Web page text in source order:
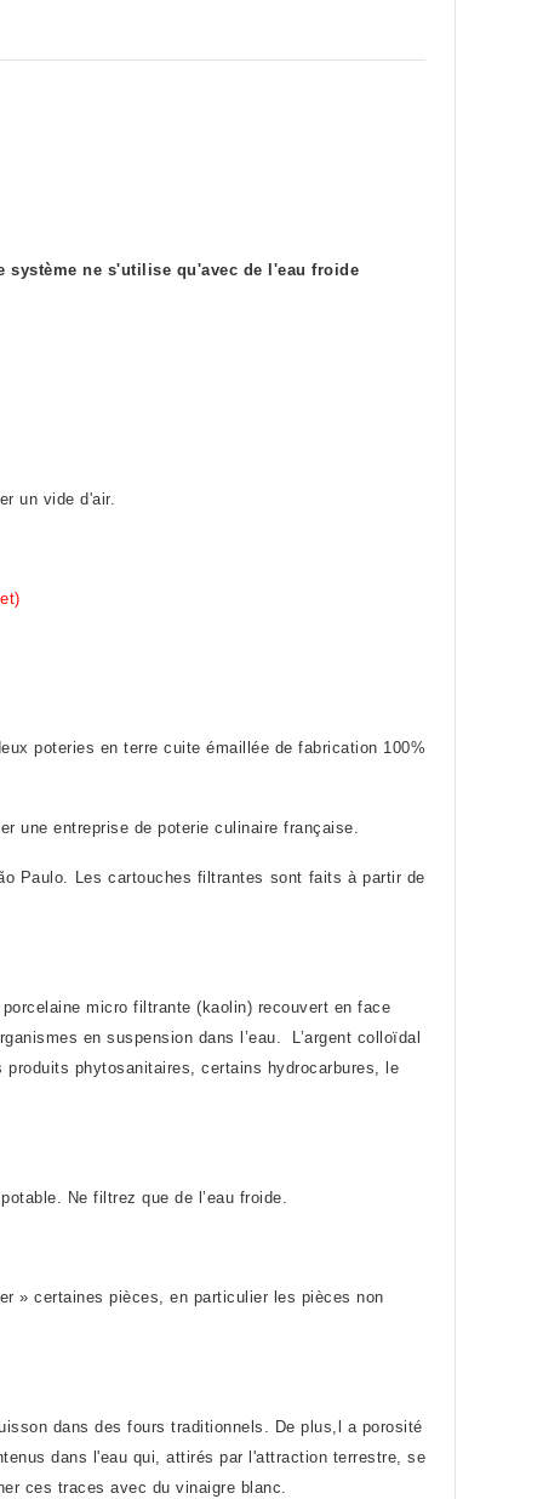
système ne s'utilise qu'avec de l'eau froide
un vide d'air.
poteries en terre cuite émaillée de fabrication 100%
une entreprise de poterie culinaire française.
Paulo. Les cartouches filtrantes sont faits à partir de
micro filtrante (kaolin) recouvert en face
en suspension dans l’eau. L’argent colloïdal
phytosanitaires, certains hydrocarbures, le
Ne filtrez que de l’eau froide.
» certaines pièces, en particulier les pièces non
dans des fours traditionnels. De plus,l a porosité
dans l'eau qui, attirés par l'attraction terrestre, se
ces traces avec du vinaigre blanc.